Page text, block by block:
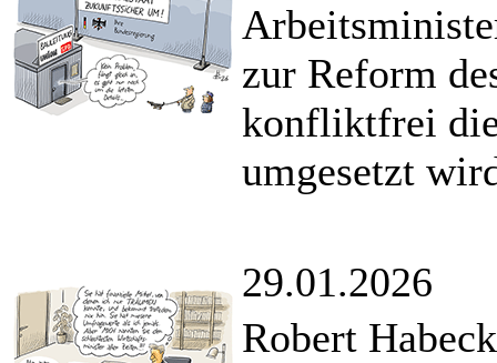
zur Reform
konfliktfrei
umgesetzt
29.01.2026
Robert